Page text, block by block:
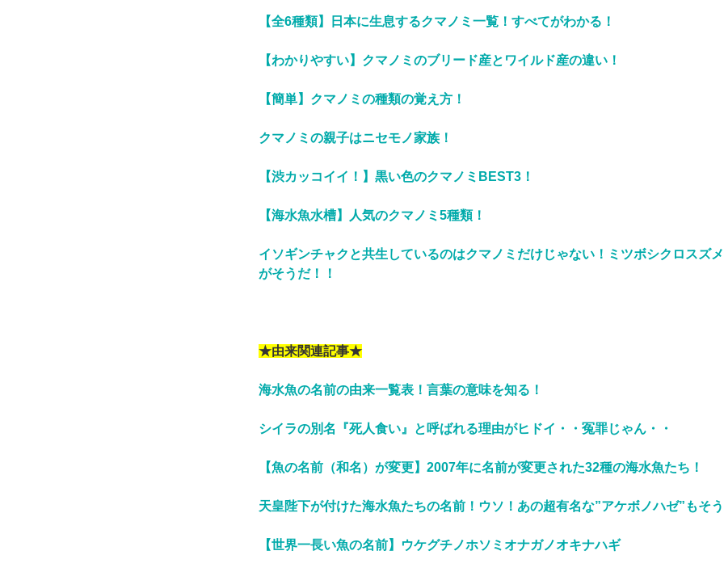
【全6種類】日本に生息するクマノミ一覧！すべてがわかる！
【わかりやすい】クマノミのブリード産とワイルド産の違い！
【簡単】クマノミの種類の覚え方！
クマノミの親子はニセモノ家族！
【渋カッコイイ！】黒い色のクマノミBEST3！
【海水魚水槽】人気のクマノミ5種類！
イソギンチャクと共生しているのはクマノミだけじゃない！ミツボシクロスズ
がそうだ！！
★由来関連記事★
海水魚の名前の由来一覧表！言葉の意味を知る！
シイラの別名『死人食い』と呼ばれる理由がヒドイ・・冤罪じゃん・・
【魚の名前（和名）が変更】2007年に名前が変更された32種の海水魚たち！
天皇陛下が付けた海水魚たちの名前！ウソ！あの超有名な”アケボノハゼ”もそ
【世界一長い魚の名前】ウケグチノホソミオナガノオキナハギ